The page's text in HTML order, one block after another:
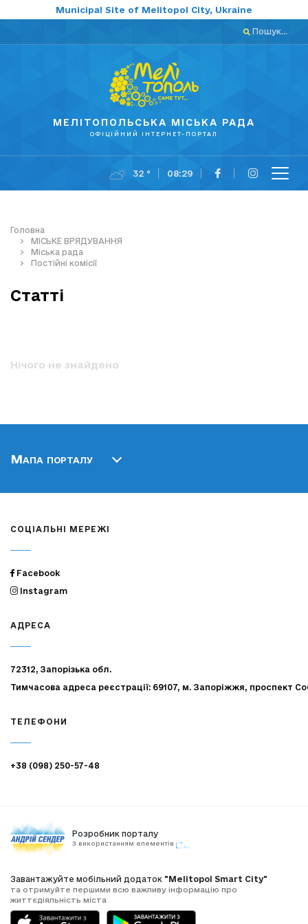
Municipal Site of Melitopol City, Ukraine
Пошук...
МЕЛІТОПОЛЬСЬКА МІСЬКА РАДА
ОФІЦІЙНИЙ ІНТЕРНЕТ-ПОРТАЛ
32 ° 08:29
Головна
МІСЬКЕ ВРЯДУВАННЯ
Міська рада
Постійні комісії
Статті
Нічого не знайдено
Мапа порталу
СОЦІАЛЬНІ МЕРЕЖІ
Facebook
Instagram
АДРЕСА
72312, Запорізька обл.
Тимчасова адреса реєстрації: 69107, м. Запоріжжя, проспект
ТЕЛЕФОНИ
+38 (098) 250-57-48
Розробник порталу
З використанням елементів
Завантажуйте мобільний додаток "Melitopol Smart City"
та отримуйте першими всю важливу інформацію про
життєдіяльність міста